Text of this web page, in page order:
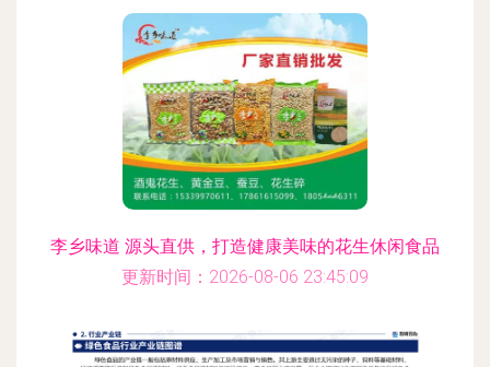
李乡味道 源头直供，打造健康美味的花生休闲食品
更新时间：2026-08-06 23:45:09